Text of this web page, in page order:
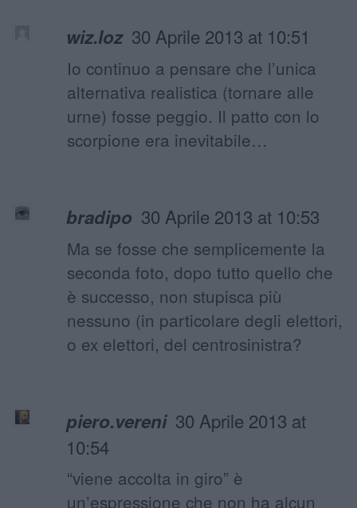
wiz.loz 30 Aprile 2013 at 10:51
Io continuo a pensare che l’unica
alternativa realistica (tornare alle
urne) fosse peggio. Il patto con lo
scorpione era inevitabile…
bradipo 30 Aprile 2013 at 10:53
Ma se fosse che semplicemente la
seconda foto, dopo tutto quello che
è successo, non stupisca più
nessuno (in particolare degli elettori,
o ex elettori, del centrosinistra?
piero.vereni 30 Aprile 2013 at
10:54
“viene accolta in giro” è
un’espressione che non ha alcun